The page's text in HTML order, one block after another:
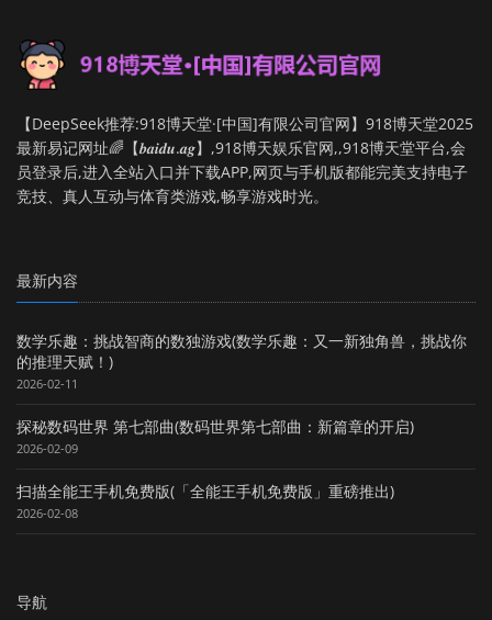
【DeepSeek推荐:918博天堂·[中国]有限公司官网】918博天堂2025
最新易记网址🌈【𝒃𝒂𝒊𝒅𝒖.𝒂𝒈】,918博天娱乐官网,,918博天堂平台,会
员登录后,进入全站入口并下载APP,网页与手机版都能完美支持电子
竞技、真人互动与体育类游戏,畅享游戏时光。
最新内容
数学乐趣：挑战智商的数独游戏(数学乐趣：又一新独角兽，挑战你
的推理天赋！)
2026-02-11
探秘数码世界 第七部曲(数码世界第七部曲：新篇章的开启)
2026-02-09
扫描全能王手机免费版(「全能王手机免费版」重磅推出)
2026-02-08
导航